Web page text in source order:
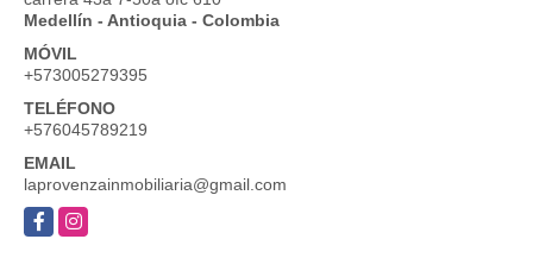
Medellín - Antioquia - Colombia
MÓVIL
+573005279395
TELÉFONO
+576045789219
EMAIL
laprovenzainmobiliaria@gmail.com
FacebookInstagram